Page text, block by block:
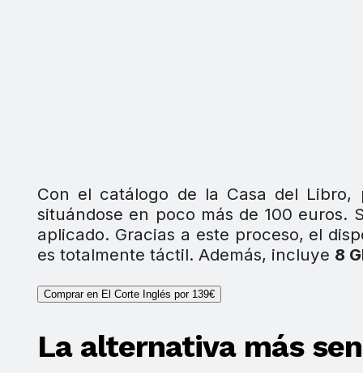
Con el catálogo de la Casa del
situándose en poco más de 100 euros.
aplicado. Gracias a este proceso, el
es totalmente táctil. Además, incluye 8
Comprar en El Corte Inglés por 139€
La alternativa más